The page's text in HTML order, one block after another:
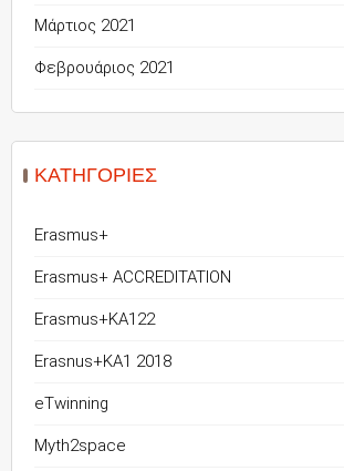
Μάρτιος 2021
Φεβρουάριος 2021
KΑΤΗΓΟΡΊΕΣ
Erasmus+
Erasmus+ ACCREDITATION
Erasmus+KA122
Erasnus+KA1 2018
eTwinning
Myth2space